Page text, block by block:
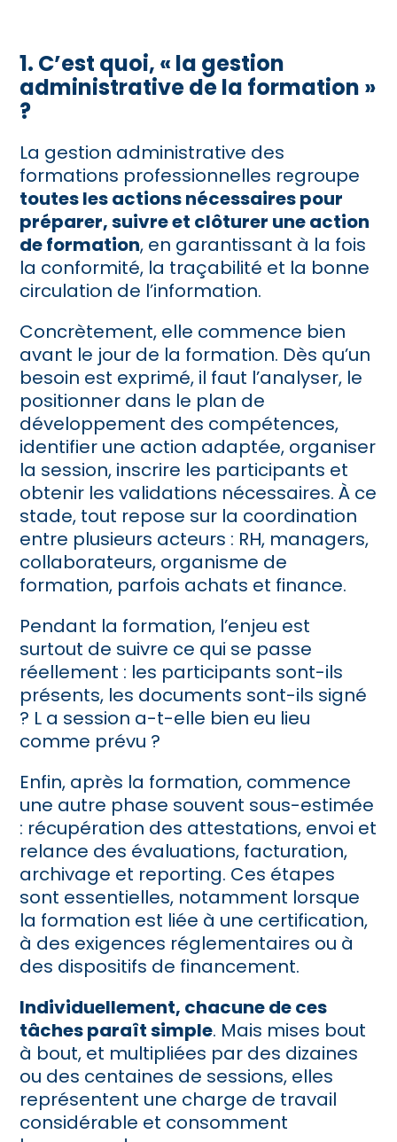
1. C’est quoi, « la gestion
administrative de la formation »
?
La gestion administrative des
formations professionnelles regroupe
toutes les actions nécessaires pour
préparer, suivre et clôturer une action
de formation, en garantissant à la fois
la conformité, la traçabilité et la bonne
circulation de l’information.
Concrètement, elle commence bien
avant le jour de la formation. Dès qu’un
besoin est exprimé, il faut l’analyser, le
positionner dans le plan de
développement des compétences,
identifier une action adaptée, organiser
la session, inscrire les participants et
obtenir les validations nécessaires. À ce
stade, tout repose sur la coordination
entre plusieurs acteurs : RH, managers,
collaborateurs, organisme de
formation, parfois achats et finance.
Pendant la formation, l’enjeu est
surtout de suivre ce qui se passe
réellement : les participants sont-ils
présents, les documents sont-ils signé
? L a session a-t-elle bien eu lieu
comme prévu ?
Enfin, après la formation, commence
une autre phase souvent sous-estimée
: récupération des attestations, envoi et
relance des évaluations, facturation,
archivage et reporting. Ces étapes
sont essentielles, notamment lorsque
la formation est liée à une certification,
à des exigences réglementaires ou à
des dispositifs de financement.
Individuellement, chacune de ces
tâches paraît simple. Mais mises bout
à bout, et multipliées par des dizaines
ou des centaines de sessions, elles
représentent une charge de travail
considérable et consomment